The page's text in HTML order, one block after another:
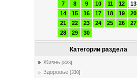
7
8 9 10 11 12
13
14
15 16 17 18 19
20
21
22 23 24 25 26
27
28
29 30
Категории раздела
Жизнь [823]
Здоровье [330]